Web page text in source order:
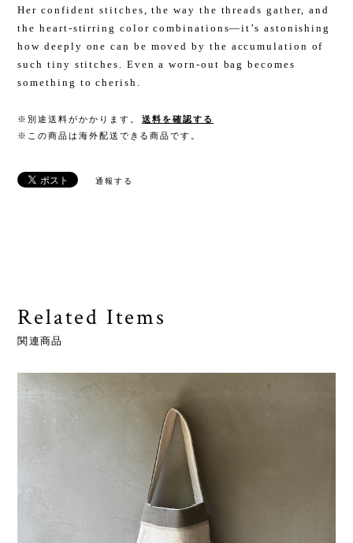
Her confident stitches, the way the threads gather, and
the heart-stirring color combinations—it’s astonishing
how deeply one can be moved by the accumulation of
such tiny stitches. Even a worn-out bag becomes
something to cherish.
※別途送料がかかります。
送料を確認する
※この商品は海外配送できる商品です。
通報する
Related Items
関連商品